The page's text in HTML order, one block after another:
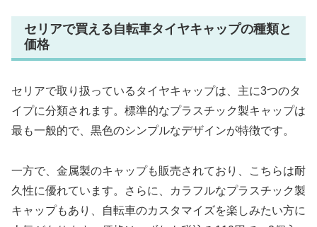
セリアで買える自転車タイヤキャップの種類と
価格
セリアで取り扱っているタイヤキャップは、主に3つのタ
イプに分類されます。標準的なプラスチック製キャップは
最も一般的で、黒色のシンプルなデザインが特徴です。
一方で、金属製のキャップも販売されており、こちらは耐
久性に優れています。さらに、カラフルなプラスチック製
キャップもあり、自転車のカスタマイズを楽しみたい方に